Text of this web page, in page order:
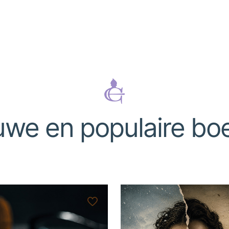
en populaire